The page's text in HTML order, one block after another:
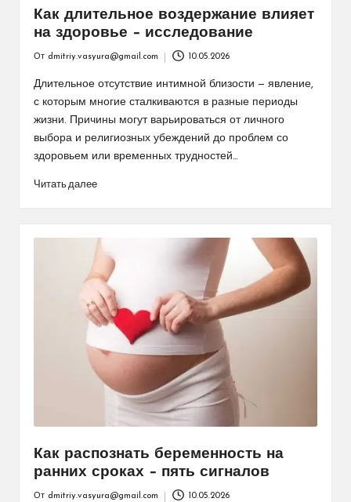
Как длительное воздержание влияет
на здоровье – исследование
от
От dmitriy.vasyura@gmail.com 10.05.2026
Длительное отсутствие интимной близости — явление,
с которым многие сталкиваются в разные периоды
жизни. Причины могут варьироваться от личного
выбора и религиозных убеждений до проблем со
здоровьем или временных трудностей…
Читать далее
Как распознать беременность на
ранних сроках – пять сигналов
От dmitriy.vasyura@gmail.com 10.05.2026